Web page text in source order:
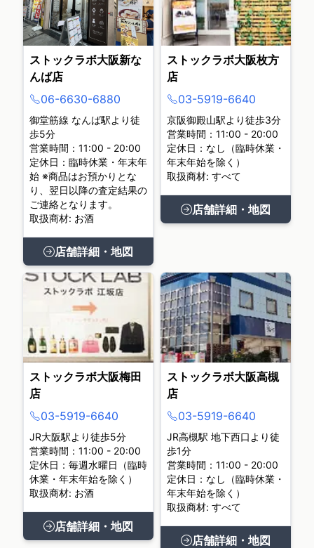
ストックラボ大阪新な
んば店
06-6630-6880
御堂筋線 なんば駅より徒
歩5分
営業時間：11:00 - 20:00
定休日：臨時休業・年末年
始 ※商品はお預かりとな
り、翌日以降の査定結果の
ご連絡となります。
取扱商材: お酒
店舗詳細・地図
ストックラボ大阪枚方
店
03-5919-6640
京阪御殿山駅より徒歩3分
営業時間：11:00 - 20:00
定休日：なし（臨時休業・
年末年始を除く）
取扱商材: すべて
店舗詳細・地図
ストックラボ大阪梅田
店
03-5919-6640
JR大阪駅より徒歩5分
営業時間：11:00 - 20:00
定休日：毎週水曜日（臨時
休業・年末年始を除く）
取扱商材: お酒
店舗詳細・地図
ストックラボ大阪高槻
店
03-5919-6640
JR高槻駅 地下西口より徒
歩1分
営業時間：11:00 - 20:00
定休日：なし（臨時休業・
年末年始を除く）
取扱商材: すべて
店舗詳細・地図